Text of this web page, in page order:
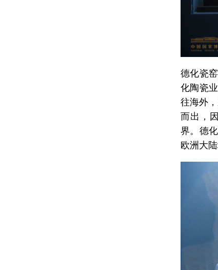
德化瓷
化陶瓷
往海外
而出，
界。德
欧洲大